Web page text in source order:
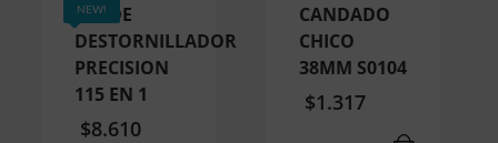
NEW!
SET DE
DESTORNILLADOR
PRECISION
115 EN 1
$8.610
CANDADO
CHICO
38MM S0104
$1.317